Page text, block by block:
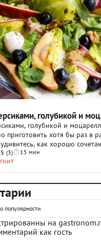
голубикой и
голубикой и
приготовить хотя бы раз в
как хорошо
друг от друга продукты:
и голубика. Без заправки
заиграет не так ярко,
Оливковое масло
порошком, сахаром,
кислота и сладость.
особенно тем, где
сочетаются с яркими.
и сладкие персики и
себя все внимание.
5 (3) 15 мин
популярности
на
как гость